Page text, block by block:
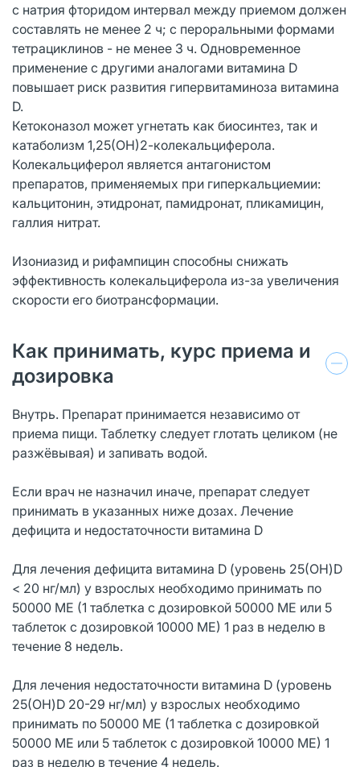
с натрия фторидом интервал между приемом должен
составлять не менее 2 ч; с пероральными формами
тетрациклинов - не менее 3 ч. Одновременное
применение с другими аналогами витамина D
повышает риск развития гипервитаминоза витамина
D.
Кетоконазол может угнетать как биосинтез, так и
катаболизм 1,25(ОН)2-колекальциферола.
Колекальциферол является антагонистом
препаратов, применяемых при гиперкальциемии:
кальцитонин, этидронат, памидронат, пликамицин,
галлия нитрат.
Изониазид и рифампицин способны снижать
эффективность колекальциферола из-за увеличения
скорости его биотрансформации.
Как принимать, курс приема и
дозировка
Внутрь. Препарат принимается независимо от
приема пищи. Таблетку следует глотать целиком (не
разжёвывая) и запивать водой.
Если врач не назначил иначе, препарат следует
принимать в указанных ниже дозах. Лечение
дефицита и недостаточности витамина D
Для лечения дефицита витамина D (уровень 25(OH)D
< 20 нг/мл) у взрослых необходимо принимать по
50000 ME (1 таблетка с дозировкой 50000 ME или 5
таблеток с дозировкой 10000 ME) 1 раз в неделю в
течение 8 недель.
Для лечения недостаточности витамина D (уровень
25(OH)D 20-29 нг/мл) у взрослых необходимо
принимать по 50000 ME (1 таблетка с дозировкой
50000 ME или 5 таблеток с дозировкой 10000 ME) 1
раз в неделю в течение 4 недель.